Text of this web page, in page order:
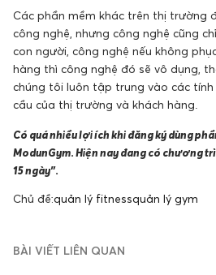
Các phần mềm khác trên thị trường
công nghệ, nhưng công nghệ cũng
con người, công nghệ nếu không
hàng thì công nghệ đó sẽ vô dụng,
chúng tôi luôn tập trung vào các tính
cầu của thị trường và khách hàng.
Có quá nhiều lợi ích khi đăng ký dùng
ModunGym. Hiện nay đang có chương
15 ngày”.
Chủ đề:quản lý fitnessquản lý gym
BÀI VIẾT LIÊN QUAN